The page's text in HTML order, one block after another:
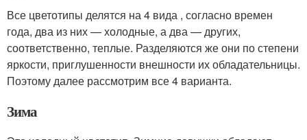
Все цветотипы делятся на 4 вида , согласно времен
года, два из них — холодные, а два — других,
соответственно, теплые. Разделяются же они по степени
яркости, приглушенности внешности их обладательницы.
Поэтому далее рассмотрим все 4 варианта.
Зима